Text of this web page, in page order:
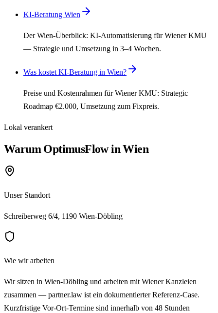
KI-Beratung Wien
Der Wien-Überblick: KI-Automatisierung für Wiener KMU
— Strategie und Umsetzung in 3–4 Wochen.
Was kostet KI-Beratung in Wien?
Preise und Kostenrahmen für Wiener KMU: Strategic
Roadmap €2.000, Umsetzung zum Fixpreis.
Lokal verankert
Warum OptimusFlow in Wien
Unser Standort
Schreiberweg 6/4, 1190 Wien-Döbling
Wie wir arbeiten
Wir sitzen in Wien-Döbling und arbeiten mit Wiener Kanzleien
zusammen — partner.law ist ein dokumentierter Referenz-Case.
Kurzfristige Vor-Ort-Termine sind innerhalb von 48 Stunden